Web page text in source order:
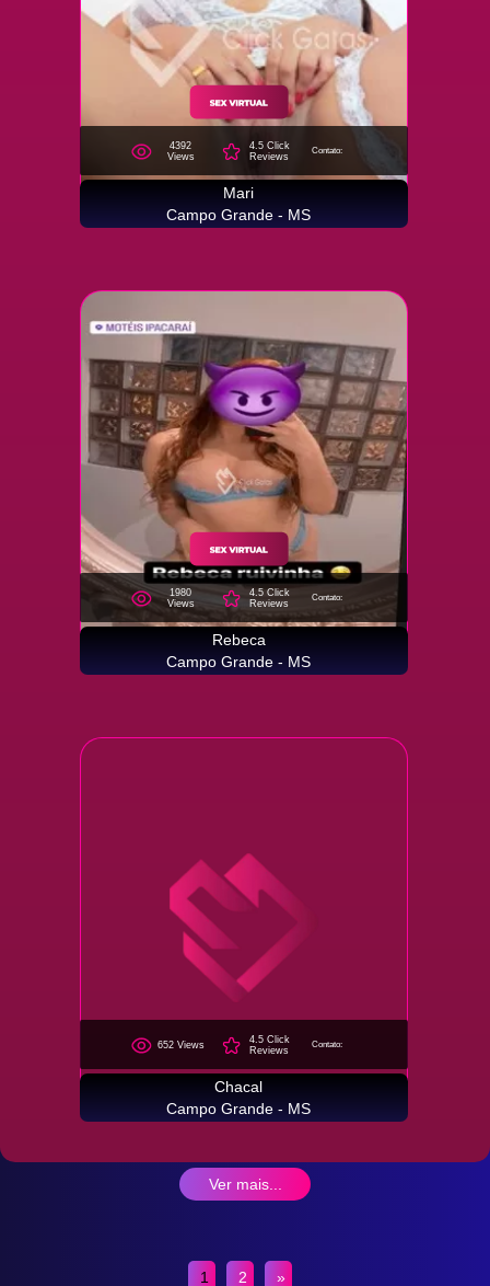
4392
Views
4.5 Click
Reviews
Contato:
Mari
Campo Grande - MS
1980
Views
4.5 Click
Reviews
Contato:
Rebeca
Campo Grande - MS
652 Views
4.5 Click
Reviews
Contato:
Chacal
Campo Grande - MS
Ver mais...
1 2 »